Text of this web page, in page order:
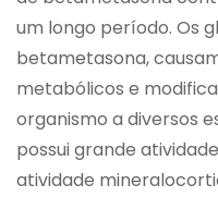
um longo período. Os
betametasona,
metabólicos e
organismo a diversos
possui grande
atividade